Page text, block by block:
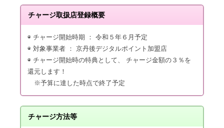
チャージ取扱店登録概要
◉ チャージ開始時期 ： 令和５年６月予定
◉ 対象事業者 ： 京丹後デジタルポイント加盟店
◉ チャージ開始時の特典として、 チャージ金額の３％を
還元します！
※予算に達した時点で終了予定
チャージ方法等